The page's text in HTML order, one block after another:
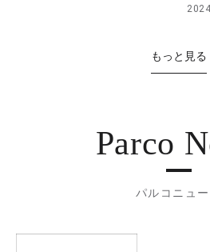
もっと見る
Parco
パルコニュー